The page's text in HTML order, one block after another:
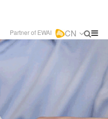
Partner of EWAI CN